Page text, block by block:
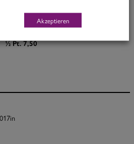
M, O
½ Pt. 7,50
in
Akzeptieren